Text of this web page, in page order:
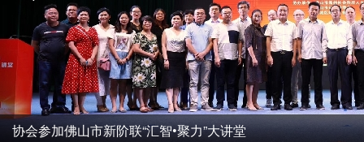
协会参加佛山市新阶联“汇智•聚力”大讲堂